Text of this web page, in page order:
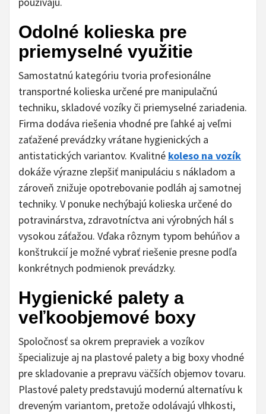
Odolné kolieska pre
priemyselné využitie
Samostatnú kategóriu tvoria profesionálne
transportné kolieska určené pre manipulačnú
techniku, skladové vozíky či priemyselné zariadenia.
Firma dodáva riešenia vhodné pre ľahké aj veľmi
zaťažené prevádzky vrátane hygienických a
antistatických variantov. Kvalitné koleso na vozík
dokáže výrazne zlepšiť manipuláciu s nákladom a
zároveň znižuje opotrebovanie podláh aj samotnej
techniky. V ponuke nechýbajú kolieska určené do
potravinárstva, zdravotníctva ani výrobných hál s
vysokou záťažou. Vďaka rôznym typom behúňov a
konštrukcií je možné vybrať riešenie presne podľa
konkrétnych podmienok prevádzky.
Hygienické palety a
veľkoobjemové boxy
Spoločnosť sa okrem prepraviek a vozíkov
špecializuje aj na plastové palety a big boxy vhodné
pre skladovanie a prepravu väčších objemov tovaru.
Plastové palety predstavujú modernú alternatívu k
dreveným variantom, pretože odolávajú vlhkosti,